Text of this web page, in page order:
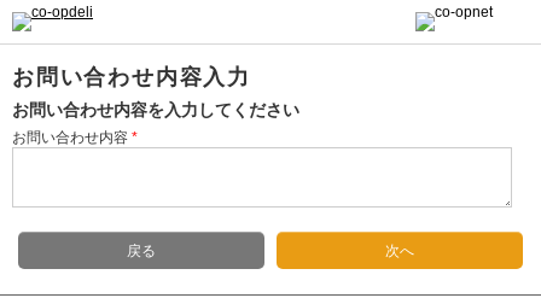
お問い合わせ内容入力
お問い合わせ内容を入力してください
お問い合わせ内容 *
戻る 次へ